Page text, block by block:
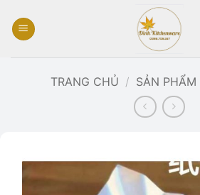
qua
dung
TRANG CHỦ / SẢN PHẨM